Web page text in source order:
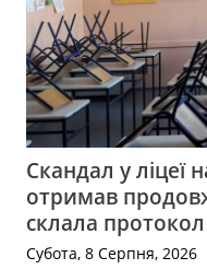
Скандал у
отримав
склала протокол
Субота, 8 Серпня, 2026